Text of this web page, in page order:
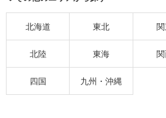
北海道 東北
北陸 東海
四国 九州・沖縄